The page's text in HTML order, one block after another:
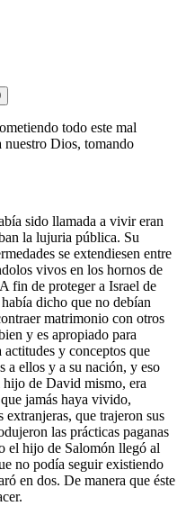
todo este mal
nuestro Dios, tomando
sido llamada a vivir eran
la lujuria pública. Su
se extendiesen entre
vivos en los hornos de
fin de proteger a Israel de
dicho que no debían
matrimonio con otros
y es apropiado para
y conceptos que
a ellos y a su nación, y eso
de David mismo, era
jamás haya vivido,
que trajeron sus
las prácticas paganas
el hijo de Salomón llegó al
no podía seguir existiendo
en dos. De manera que éste